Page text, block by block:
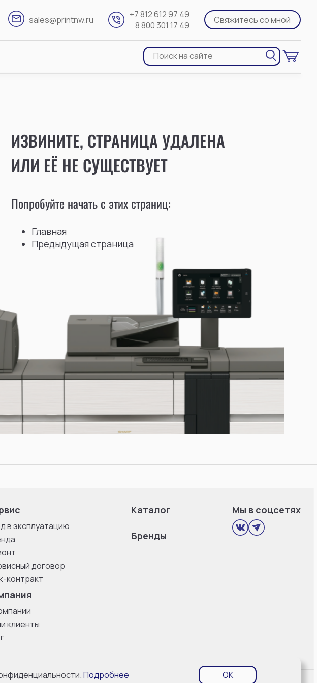
sales@printnw.ru
+7 812 612 97 49
8 800 301 17 49
Свяжитесь со мной
ИЗВИНИТЕ, СТРАНИЦА УДАЛЕНА
ИЛИ ЕЁ НЕ СУЩЕСТВУЕТ
Попробуйте начать с этих страниц:
Главная
Предыдущая страница
в эксплуатацию
договор
контракт
клиенты
Каталог
Бренды
Мы в соцсетях
Подробнее OK